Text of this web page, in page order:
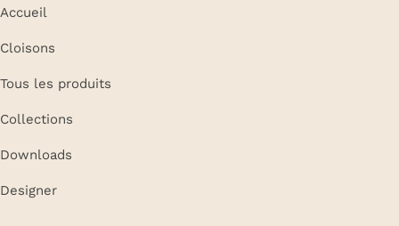
Accueil
Cloisons
Tous les produits
Collections
Downloads
Designer